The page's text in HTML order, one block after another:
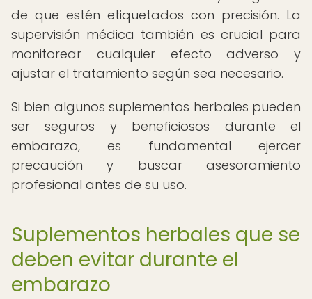
de que estén etiquetados con precisión. La
supervisión médica también es crucial para
monitorear cualquier efecto adverso y
ajustar el tratamiento según sea necesario.
Si bien algunos suplementos herbales pueden
ser seguros y beneficiosos durante el
embarazo, es fundamental ejercer
precaución y buscar asesoramiento
profesional antes de su uso.
Suplementos herbales que se
deben evitar durante el
embarazo